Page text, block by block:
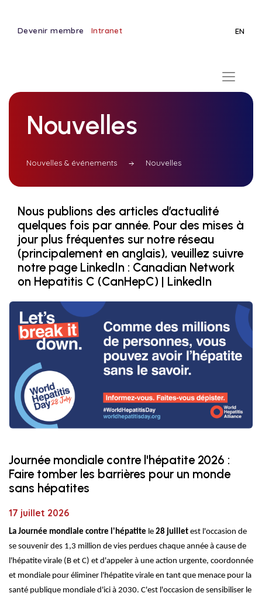
Devenir membre Intranet EN
Nouvelles
Nouvelles & événements Nouvelles
Nous publions des articles d’actualité
quelques fois par année. Pour des mises à
jour plus fréquentes sur notre réseau
(principalement en anglais), veuillez suivre
notre page LinkedIn : Canadian Network
on Hepatitis C (CanHepC) | LinkedIn
Journée mondiale contre l'hépatite 2026 :
Faire tomber les barrières pour un monde
sans hépatites
17 juillet 2026
La Journée mondiale contre l'hépatite le 28 juillet est l'occasion de
se souvenir des 1,3 million de vies perdues chaque année à cause de
l'hépatite virale (B et C) et d'appeler à une action urgente, coordonnée
et mondiale pour éliminer l'hépatite virale en tant que menace pour la
santé publique mondiale d'ici à 2030. C'est l'occasion de sensibiliser le